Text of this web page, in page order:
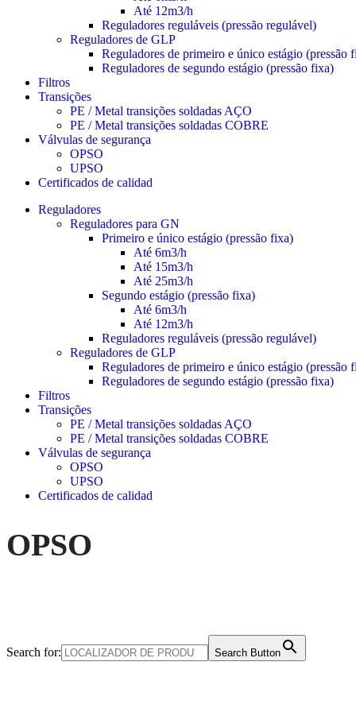
Até 12m3/h
Reguladores reguláveis (pressão regulável)
Reguladores de GLP
Reguladores de primeiro e único estágio (pressão
Reguladores de segundo estágio (pressão fixa)
Filtros
Transições
PE / Metal transições soldadas AÇO
PE / Metal transições soldadas COBRE
Válvulas de segurança
OPSO
UPSO
Certificados de calidad
Reguladores
Reguladores para GN
Primeiro e único estágio (pressão fixa)
Até 6m3/h
Até 15m3/h
Até 25m3/h
Segundo estágio (pressão fixa)
Até 6m3/h
Até 12m3/h
Reguladores reguláveis (pressão regulável)
Reguladores de GLP
Reguladores de primeiro e único estágio (pressão
Reguladores de segundo estágio (pressão fixa)
Filtros
Transições
PE / Metal transições soldadas AÇO
PE / Metal transições soldadas COBRE
Válvulas de segurança
OPSO
UPSO
Certificados de calidad
OPSO
Search for: Search Button